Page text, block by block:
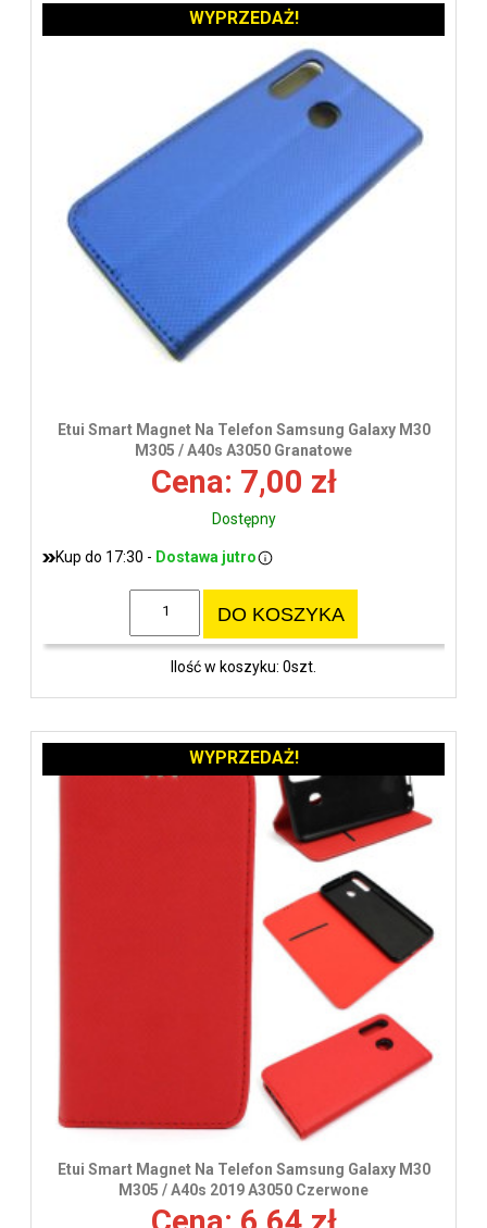
Etui Smart Magnet Na Telefon Samsung Galaxy M30
M305 / A40s A3050 Granatowe
Cena: 7,00 zł
Dostępny
Kup do 17:30 - Dostawa jutro
DO KOSZYKA
Ilość w koszyku: 0szt.
WYPRZEDAŻ!
Etui Smart Magnet Na Telefon Samsung Galaxy M30
M305 / A40s 2019 A3050 Czerwone
WYPRZEDAŻ!